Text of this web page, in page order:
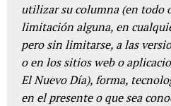
utilizar su columna (en todo
limitación alguna, en
pero sin limitarse, a las
o en los sitios web o
El Nuevo Día), forma,
en el presente o que sea